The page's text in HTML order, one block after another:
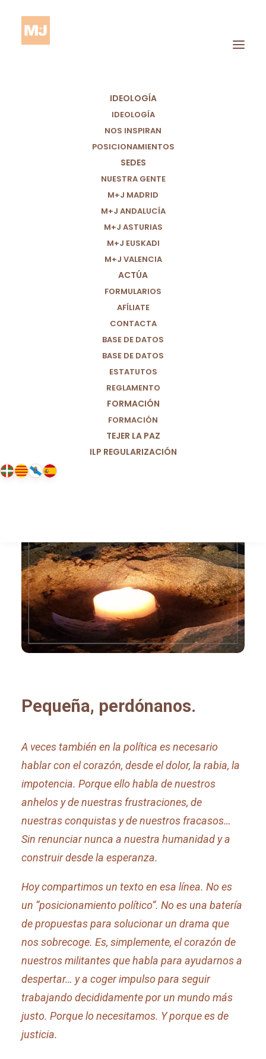
IDEOLOGÍA
IDEOLOGÍA
NOS INSPIRAN
POSICIONAMIENTOS
SEDES
NUESTRA GENTE
M+J MADRID
M+J ANDALUCÍA
M+J ASTURIAS
M+J EUSKADI
M+J VALENCIA
ACTÚA
FORMULARIOS
AFÍLIATE
CONTACTA
BASE DE DATOS
BASE DE DATOS
ESTATUTOS
REGLAMENTO
FORMACIÓN
FORMACIÓN
TEJER LA PAZ
ILP REGULARIZACIÓN
PEQUEÑA,
PERDÓNANOS
OPINIÓN,MIGRANTES
MUNDO MÁS JUSTO (M+J)
Pequeña, perdónanos.
A veces también en la política es necesario
hablar con el corazón, desde el dolor, la rabia, la
impotencia. Porque ello habla de nuestros
anhelos y de nuestras frustraciones, de
nuestras conquistas y de nuestros fracasos…
Sin renunciar nunca a nuestra humanidad y a
construir desde la esperanza.
Hoy compartimos un texto en esa línea. No es
un “posicionamiento político”. No es una batería
de propuestas para solucionar un drama que
nos sobrecoge. Es, simplemente, el corazón de
nuestros militantes que habla para ayudarnos a
despertar… y a coger impulso para seguir
trabajando decididamente por un mundo más
justo. Porque lo necesitamos. Y porque es de
justicia.